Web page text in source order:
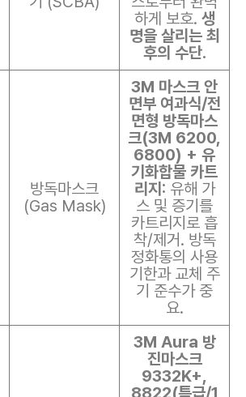
하게 보호. 생
명을 살리는 최
후의 수단.
방독마스크
(Gas Mask)
3M 마스크 안
면부 여과식/전
면형 방독마스
크(3M 6200,
6800) + 유
기화합물 카트
리지: 유해 가
스 및 증기를
카트리지로 흡
착/제거. 방독
정화통의 사용
기한과 교체 주
기 준수가 중
요.
3M Aura 방
진마스크
9332K+,